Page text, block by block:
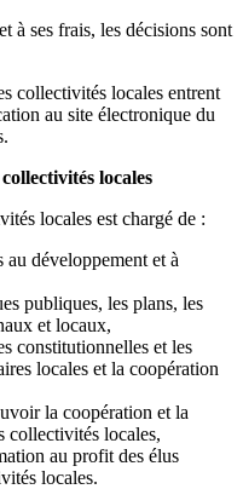
à ses frais, les décisions sont
collectivités locales entrent
au site électronique du
locales
locales est chargé de :
au développement et à
publiques, les plans, les
et locaux,
constitutionnelles et les
locales et la coopération
la coopération et la
collectivités locales,
au profit des élus
locales.